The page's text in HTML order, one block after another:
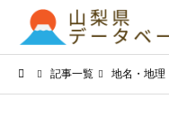
記事一覧 地名・地理